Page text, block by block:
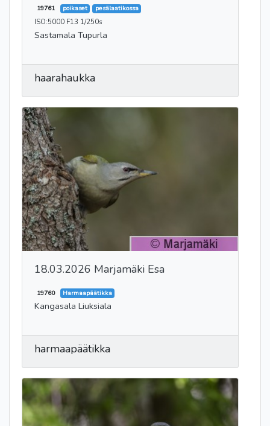
19761 poikaset pesälaatikossa
ISO:5000 F13 1/250s
Sastamala Tupurla
haarahaukka
18.03.2026 Marjamäki Esa
19760 Harmaapäätikka
Kangasala Liuksiala
harmaapäätikka